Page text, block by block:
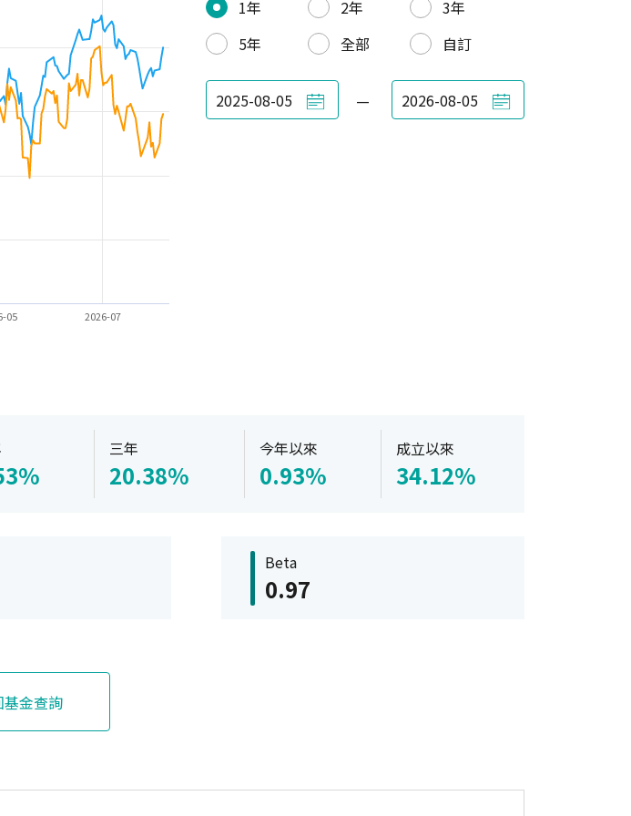
05 2026-07
1年 2年
3年
5年
全部 自訂
—
三年
20.38%
今年以來
0.93%
成立以來
34.12%
Beta
0.97
基金查詢